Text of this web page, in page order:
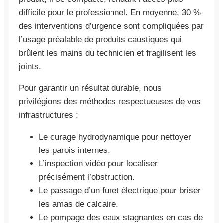
difficile pour le professionnel. En moyenne, 30 %
des interventions d’urgence sont compliquées par
l’usage préalable de produits caustiques qui
brûlent les mains du technicien et fragilisent les
joints.
Pour garantir un résultat durable, nous
privilégions des méthodes respectueuses de vos
infrastructures :
Le curage hydrodynamique pour nettoyer
les parois internes.
L’inspection vidéo pour localiser
précisément l’obstruction.
Le passage d’un furet électrique pour briser
les amas de calcaire.
Le pompage des eaux stagnantes en cas de